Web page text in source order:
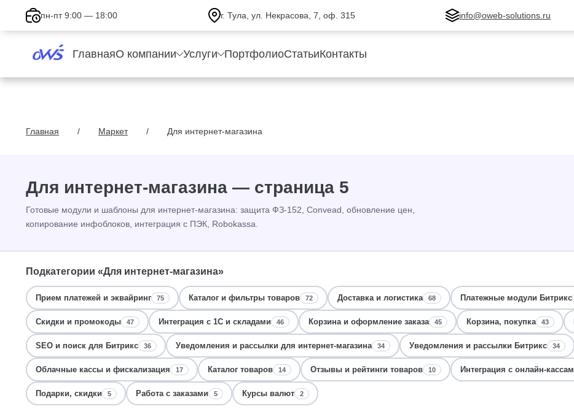
пн-пт 9:00 — 18:00 г. Тула, ул. Некрасова, 7, оф. 315 info@oweb-solutions.ru
ГлавнаяО компании Услуги ПортфолиоСтатьиКонтакты
Главная Маркет Для интернет-магазина
Для интернет-магазина — страница 5
Готовые модули и шаблоны для интернет-магазина: защита ФЗ-152, Convead, обновление цен,
копирование инфоблоков, интеграция с ПЭК, Robokassa.
Подкатегории «Для интернет-магазина»
Прием платежей и эквайринг 75 Каталог и фильтры товаров 72 Доставка и логистика 68 Платежные модули Битрикс
Скидки и промокоды 47 Интеграция с 1С и складами 46 Корзина и оформление заказа 45 Корзина, покупка 43
SEO и поиск для Битрикс 36 Уведомления и рассылки для интернет-магазина 34 Уведомления и рассылки Битрикс 34
Облачные кассы и фискализация 17 Каталог товаров 14 Отзывы и рейтинги товаров 10 Интеграция с онлайн-
Подарки, скидки 5 Работа с заказами 5 Курсы валют 2